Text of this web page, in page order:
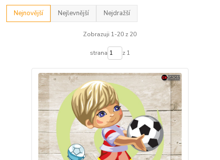
Nejnovější Nejlevnější Nejdražší
Zobrazuji 1-20 z 20
strana z 1